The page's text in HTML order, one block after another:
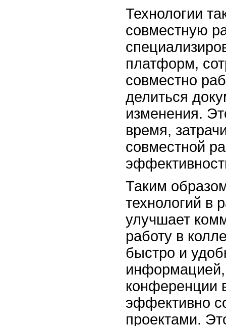
Технологии
совместную
платформ,
совместно
делиться
изменения.
время,
совместной
Таким
технологий в
улучшает
работу в
быстро и
информацией,
конференции
эффективно
проектами.